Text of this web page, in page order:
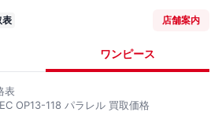
表 店舗案内
ワンピース
表
OP13-118 パラレル 買取価格